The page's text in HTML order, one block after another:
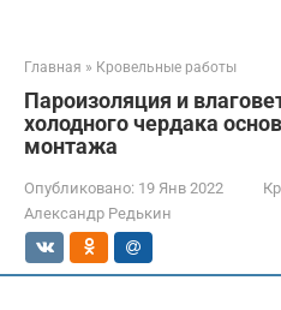
Главная » Кровельные работы
Пароизоляция и
холодного чердака
монтажа
Опубликовано: 19 Янв 2022
Александр Редькин